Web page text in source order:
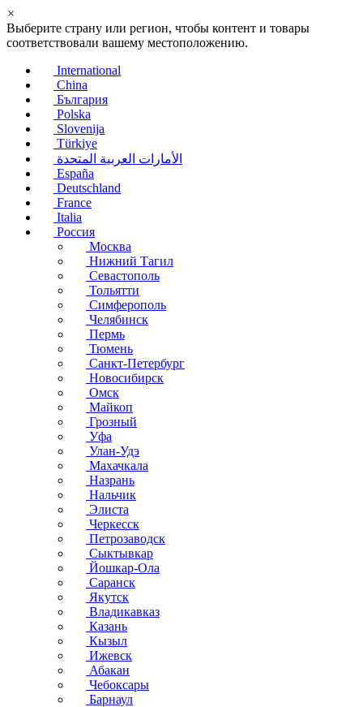
×
Выберите страну или регион, чтобы контент и товары
соответствовали вашему местоположению.
International
China
България
Polska
Slovenija
Türkiye
الأمارات العربية المتحدة
España
Deutschland
France
Italia
Россия
Москва
Нижний Тагил
Севастополь
Тольятти
Симферополь
Челябинск
Пермь
Тюмень
Санкт-Петербург
Новосибирск
Омск
Майкоп
Грозный
Уфа
Улан-Удэ
Махачкала
Назрань
Нальчик
Элиста
Черкесск
Петрозаводск
Сыктывкар
Йошкар-Ола
Саранск
Якутск
Владикавказ
Казань
Кызыл
Ижевск
Абакан
Чебоксары
Барнаул